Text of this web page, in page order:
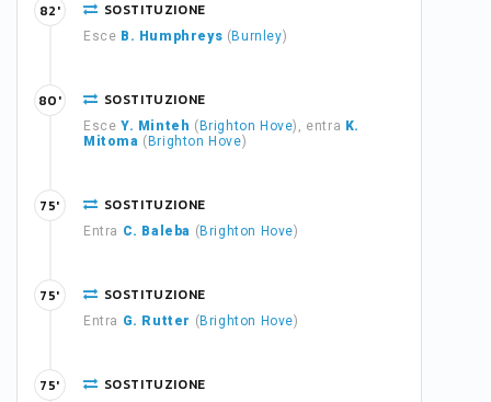
SOSTITUZIONE
Esce B. Humphreys ( Burnley)
82'
SOSTITUZIONE
Esce Y. Minteh ( Brighton Hove), entra K.
Mitoma ( Brighton Hove)
80'
SOSTITUZIONE
Entra C. Baleba ( Brighton Hove)
75'
SOSTITUZIONE
Entra G. Rutter ( Brighton Hove)
75'
SOSTITUZIONE
75'